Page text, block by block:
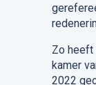
Zo heeft
kamer
2022